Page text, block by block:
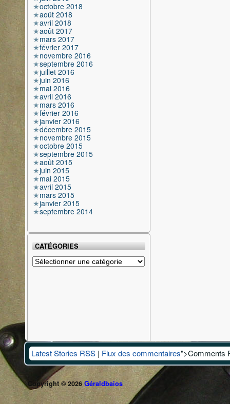
octobre 2018
août 2018
avril 2018
août 2017
mars 2017
février 2017
novembre 2016
septembre 2016
juillet 2016
juin 2016
mai 2016
avril 2016
mars 2016
février 2016
janvier 2016
décembre 2015
novembre 2015
octobre 2015
septembre 2015
août 2015
juin 2015
mai 2015
avril 2015
mars 2015
janvier 2015
septembre 2014
CATÉGORIES
Catégories
Latest Stories RSS | Flux des commentaires">Comments
Copyright © 2026 Géraldbaios